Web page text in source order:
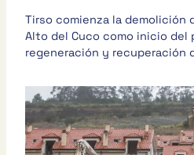
Tirso comienza la demolición
Alto del Cuco como inicio del
regeneración y recuperación